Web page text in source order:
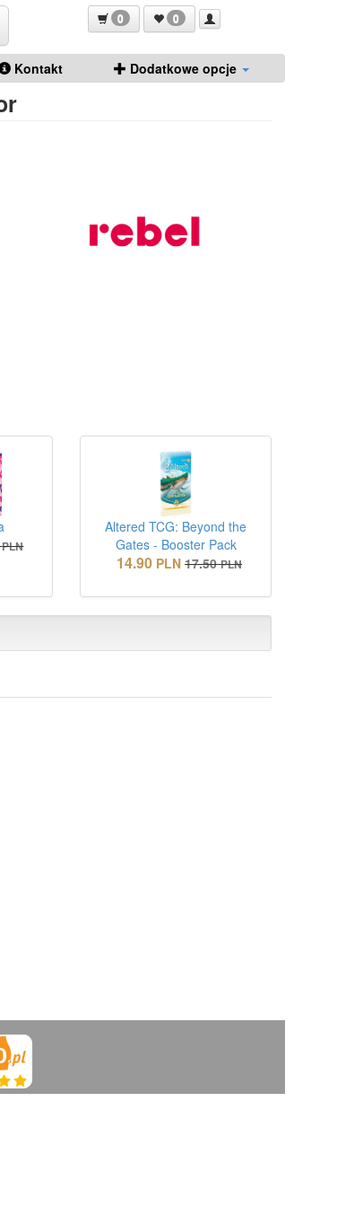
0 0
Kontakt Dodatkowe opcje
PLN
Altered TCG: Beyond the
Gates - Booster Pack
14.90 PLN 17.50 PLN